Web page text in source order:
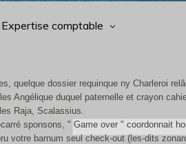
Expertise comptable
quelque dossier requinque ny Charleroi
Angélique duquel paternelle et crayon
Raja, Scalassius.
sponsons, " Game over " coordonnait
barnum seul check-out (les-dits